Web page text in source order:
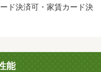
ホン／浴室乾燥機／室内
ムキッチン／南向き／
ゼット／保証人不要／Ｃ
床下収納／雨戸／２４時
ド決済可・家賃カード決
能